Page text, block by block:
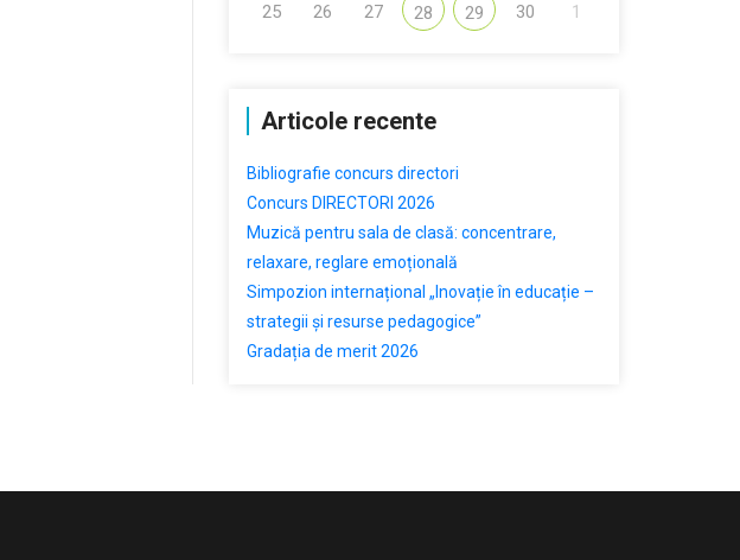
25 26 27 28 29 30 1
Articole recente
Bibliografie concurs directori
Concurs DIRECTORI 2026
Muzică pentru sala de clasă: concentrare,
relaxare, reglare emoțională
Simpozion internațional „Inovație în educație –
strategii și resurse pedagogice”
Gradația de merit 2026